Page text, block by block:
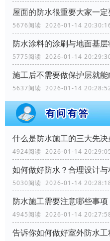
屋面的防水很重要大家一
5676阅读 2026-01-14
防水涂料的涂刷与地面基
5775阅读 2026-01-14
施工后不需要做保护层就
5637阅读 2026-01-14
什么是防水施工的三大先
4924阅读 2026-01-14
如何做好防水？合理设计
5030阅读 2026-01-14
防水施工需要注意哪些事项
4945阅读 2026-01-14
告诉你如何做好室外防水工